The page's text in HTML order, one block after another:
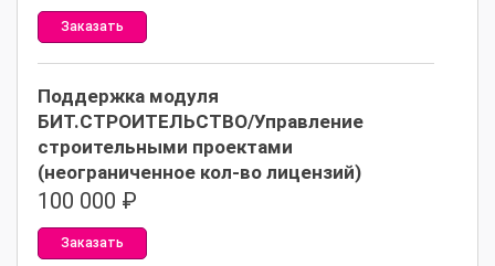
Заказать
Поддержка модуля
БИТ.СТРОИТЕЛЬСТВО/Управление
строительными проектами
(неограниченное кол-во лицензий)
100 000 ₽
Заказать